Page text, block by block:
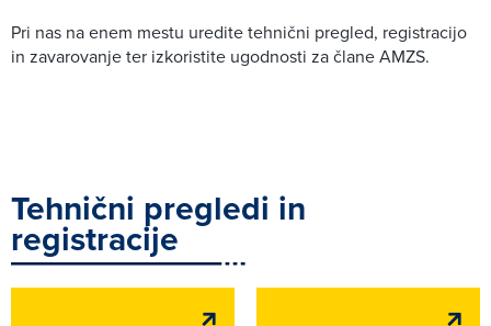
Pri nas na enem mestu uredite tehnični pregled, registracijo
in zavarovanje ter izkoristite ugodnosti za člane AMZS.
Tehnični pregledi in
registracije